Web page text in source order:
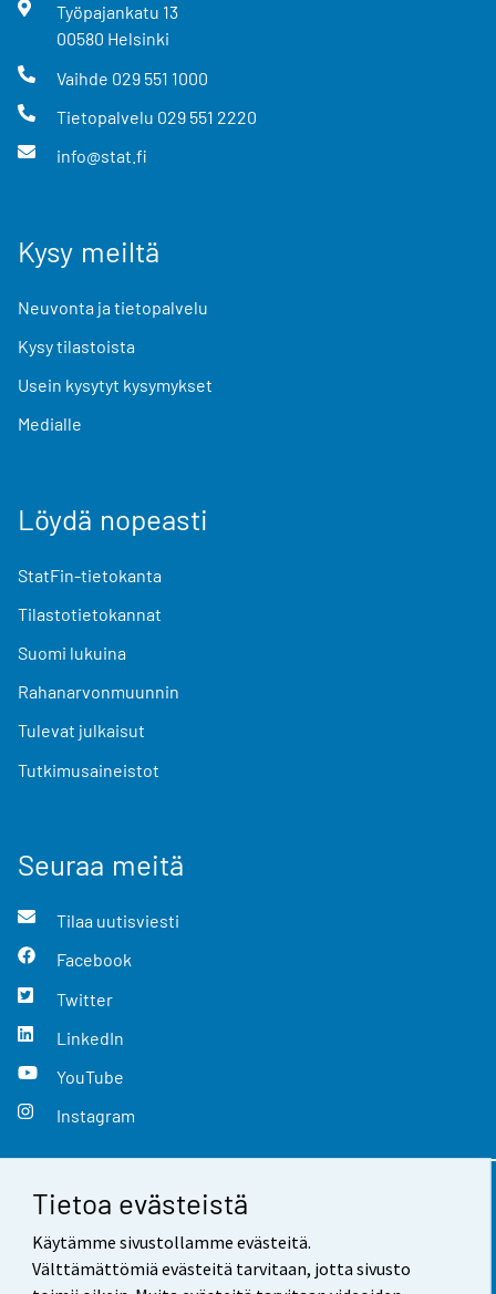
Tietoa evästeistä
Käytämme sivustollamme evästeitä.
Välttämättömiä evästeitä tarvitaan, jotta sivusto
Työpajankatu 13
00580 Helsinki
Vaihde 029 551 1000
Tietopalvelu 029 551 2220
info@stat.fi
Kysy meiltä
Neuvonta ja tietopalvelu
Kysy tilastoista
Usein kysytyt kysymykset
Medialle
Löydä nopeasti
StatFin-tietokanta
Tilastotietokannat
Suomi lukuina
Rahanarvonmuunnin
Tulevat julkaisut
Tutkimusaineistot
Seuraa meitä
Tilaa uutisviesti
Facebook
Twitter
LinkedIn
YouTube
Instagram
Yhteystiedot
Palaute